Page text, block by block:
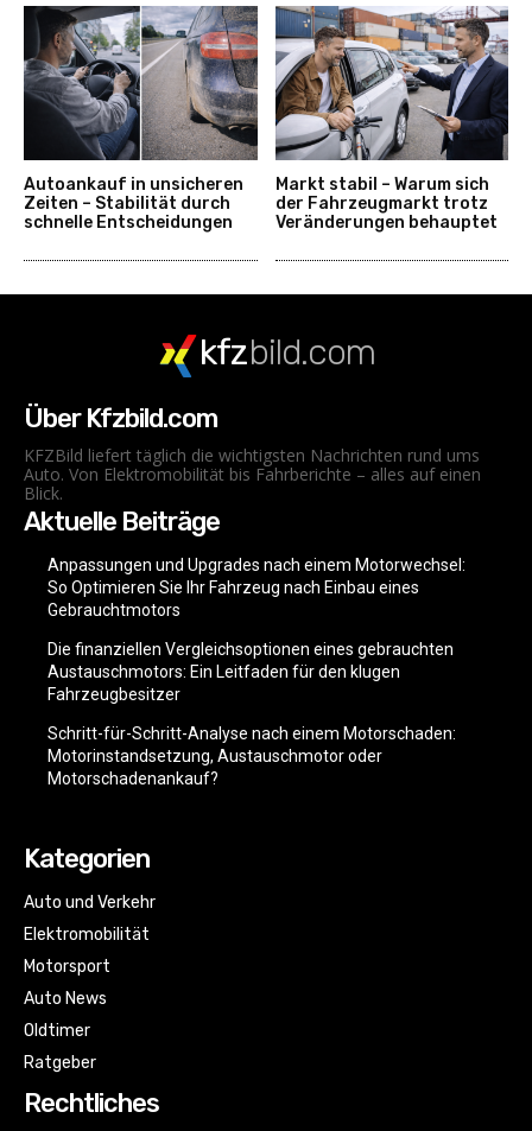
Autoankauf in unsicheren
Zeiten – Stabilität durch
schnelle Entscheidungen
Markt stabil – Warum sich
der Fahrzeugmarkt trotz
Veränderungen behauptet
kfzbild.com
Über Kfzbild.com
KFZBild liefert täglich die wichtigsten Nachrichten rund ums
Auto. Von Elektromobilität bis Fahrberichte – alles auf einen
Blick.
Aktuelle Beiträge
Anpassungen und Upgrades nach einem Motorwechsel:
So Optimieren Sie Ihr Fahrzeug nach Einbau eines
Gebrauchtmotors
Die finanziellen Vergleichsoptionen eines gebrauchten
Austauschmotors: Ein Leitfaden für den klugen
Fahrzeugbesitzer
Schritt-für-Schritt-Analyse nach einem Motorschaden:
Motorinstandsetzung, Austauschmotor oder
Motorschadenankauf?
Kategorien
Auto und Verkehr
Elektromobilität
Motorsport
Auto News
Oldtimer
Ratgeber
Rechtliches